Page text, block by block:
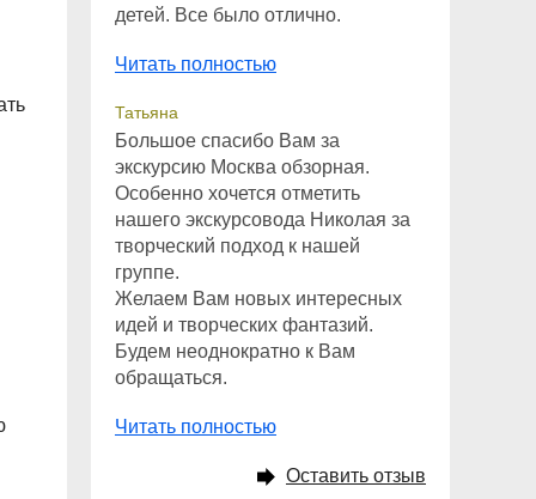
детей. Все было отлично.
Читать полностью
Татьяна
Большое спасибо Вам за
экскурсию Москва обзорная.
Особенно хочется отметить
нашего экскурсовода Николая за
творческий подход к нашей
группе.
Желаем Вам новых интересных
идей и творческих фантазий.
Будем неоднократно к Вам
обращаться.
Читать полностью
Оставить отзыв